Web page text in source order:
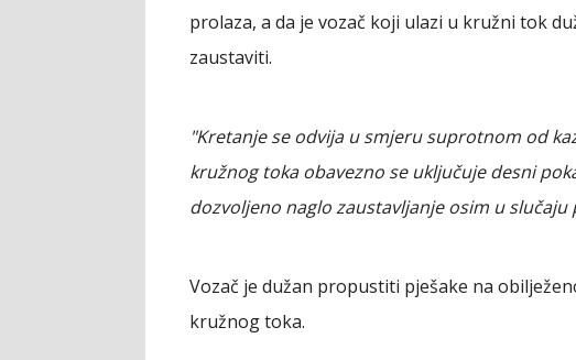
prolaza, a da je vozač koji ulazi u kružni tok
zaustaviti.
"Kretanje se odvija u smjeru suprotnom od
kružnog toka obavezno se uključuje desni
dozvoljeno naglo zaustavljanje osim u slučaju
Vozač je dužan propustiti pješake na
kružnog toka.